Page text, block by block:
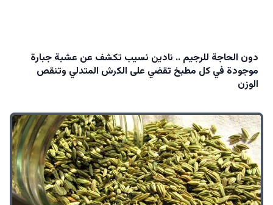
دون الحاجة للرجيم .. نادين نسيب تكشف عن عشبة جبارة
موجودة في كل مطبخ تقضي على الكرش المتدلي وتنقص
الوزن